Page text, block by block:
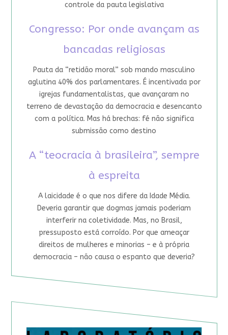
controle da pauta legislativa
Congresso: Por onde avançam as
bancadas religiosas
Pauta da “retidão moral” sob mando masculino
aglutina 40% dos parlamentares. É incentivada por
igrejas fundamentalistas, que avançaram no
terreno de devastação da democracia e desencanto
com a política. Mas há brechas: fé não significa
submissão como destino
A “teocracia à brasileira”, sempre
à espreita
A laicidade é o que nos difere da Idade Média.
Deveria garantir que dogmas jamais poderiam
interferir na coletividade. Mas, no Brasil,
pressuposto está corroído. Por que ameaçar
direitos de mulheres e minorias – e à própria
democracia – não causa o espanto que deveria?